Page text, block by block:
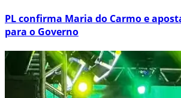
PL confirma Maria do Carmo e
para o Governo